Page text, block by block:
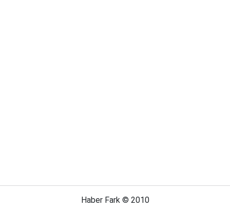
Haber Fark © 2010